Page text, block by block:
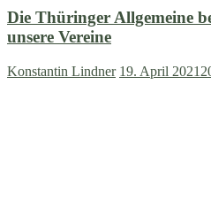
Die Thüringer Allgemeine
unsere Vereine
Konstantin Lindner 19. April 2021